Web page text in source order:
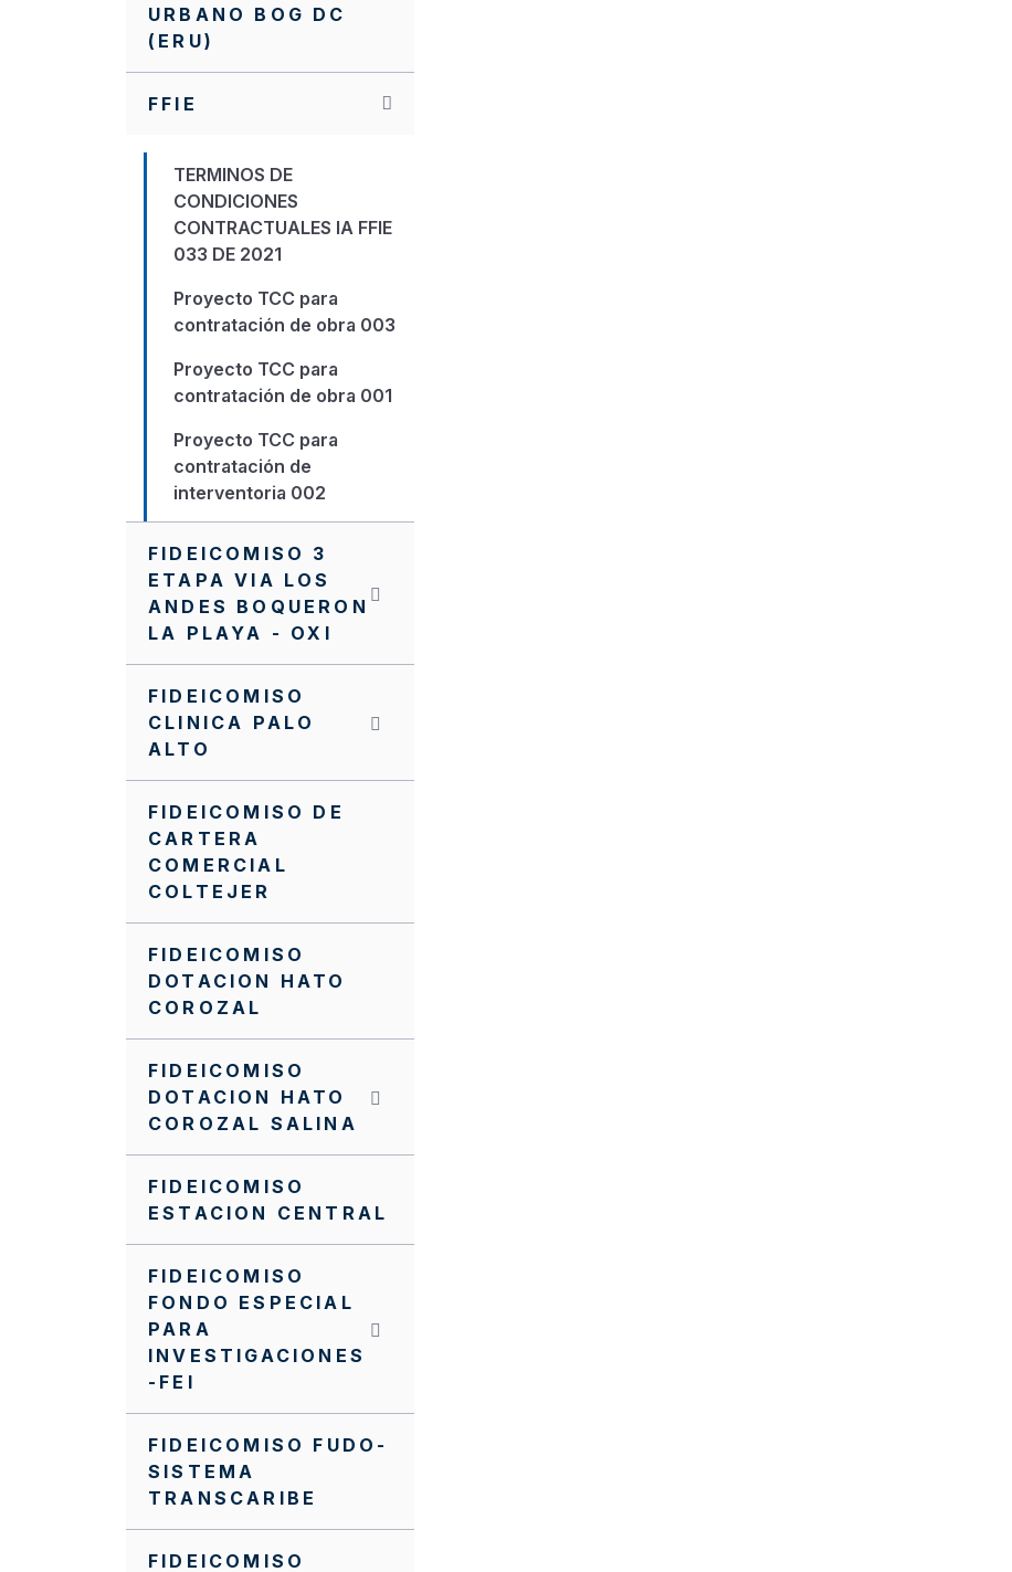
URBANO BOG DC
(ERU)
FFIE
TERMINOS DE
CONDICIONES
CONTRACTUALES IA FFIE
033 DE 2021
Proyecto TCC para
contratación de obra 003
Proyecto TCC para
contratación de obra 001
Proyecto TCC para
contratación de
interventoria 002
Comunicaciones
Procedimiento general
dev- Recursos Entidades
Territoriales
Procedimiento
asignación acuerdos
obra
PQR
Nuevo Manual de
Supervisión e
Interventoría
NVITACION INTERNA
SA0061 FFIE DE 2022
NVITACION INTERNA FFIE
No 040
NUEVO MANUAL
OPERATIVO DEL PA FFIE
NUEVO MANUAL
FINANCIERO DEL PA FFIE
Manual Operativo
Manual Financiero
MANUALES
CONTRATACIÓN PA FFIE
Invitación cerrada FFIE
SC0098-2024
Invitación cerrada FFIE
SC0096-2024
Invitación Cerrada No.
FFIE 005 de 2016
FIDEICOMISO 3
ETAPA VIA LOS
ANDES BOQUERON
LA PLAYA - OXI
FIDEICOMISO
CLINICA PALO
ALTO
FIDEICOMISO DE
CARTERA
COMERCIAL
COLTEJER
FIDEICOMISO
DOTACION HATO
COROZAL
FIDEICOMISO
DOTACION HATO
COROZAL SALINA
FIDEICOMISO
ESTACION CENTRAL
FIDEICOMISO
FONDO ESPECIAL
PARA
INVESTIGACIONES
-FEI
FIDEICOMISO FUDO-
SISTEMA
TRANSCARIBE
FIDEICOMISO